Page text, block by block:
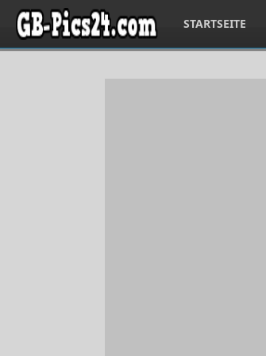
STARTSEITE